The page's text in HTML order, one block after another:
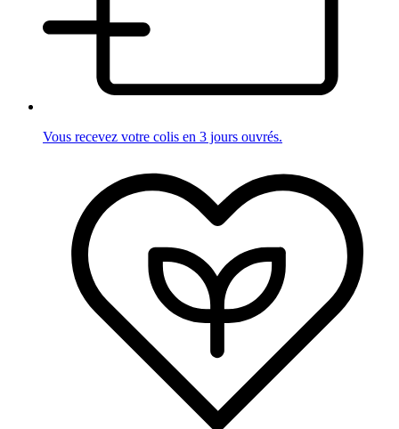
Vous recevez votre colis en 3 jours ouvrés.